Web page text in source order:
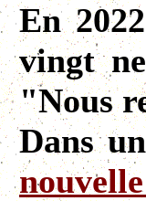
En
vingt
"Nous
Dans